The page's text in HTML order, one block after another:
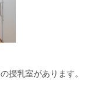
授乳室があります。